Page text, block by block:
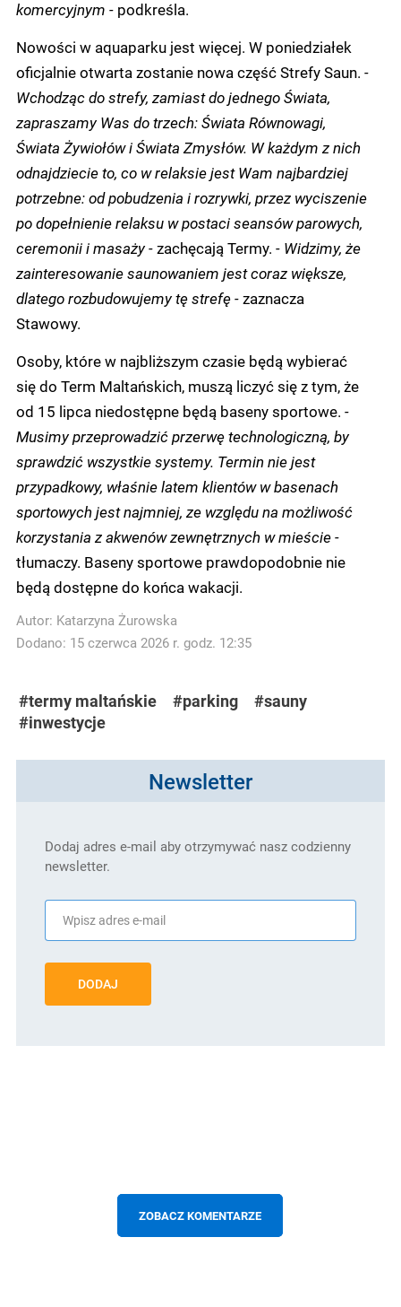
komercyjnym - podkreśla.
Nowości w aquaparku jest więcej. W poniedziałek
oficjalnie otwarta zostanie nowa część Strefy Saun. -
Wchodząc do strefy, zamiast do jednego Świata,
zapraszamy Was do trzech: Świata Równowagi,
Świata Żywiołów i Świata Zmysłów. W każdym z nich
odnajdziecie to, co w relaksie jest Wam najbardziej
potrzebne: od pobudzenia i rozrywki, przez wyciszenie
po dopełnienie relaksu w postaci seansów parowych,
ceremonii i masaży -zachęcają Termy. - Widzimy, że
zainteresowanie saunowaniem jest coraz większe,
dlatego rozbudowujemy tę strefę -zaznacza
Stawowy.
Osoby, które w najbliższym czasie będą wybierać
się do Term Maltańskich, muszą liczyć się z tym, że
od 15 lipca niedostępne będą baseny sportowe. -
Musimy przeprowadzić przerwę technologiczną, by
sprawdzić wszystkie systemy. Termin nie jest
przypadkowy, właśnie latem klientów w basenach
sportowych jest najmniej, ze względu na możliwość
korzystania z akwenów zewnętrznych w mieście -
tłumaczy. Baseny sportowe prawdopodobnie nie
będą dostępne do końca wakacji.
Autor: Katarzyna Żurowska
Dodano: 15 czerwca 2026 r. godz. 12:35
#termy maltańskie #parking
#sauny
#inwestycje
Newsletter
Dodaj adres e-mail aby otrzymywać nasz codzienny
newsletter.
DODAJ
ZOBACZ KOMENTARZE